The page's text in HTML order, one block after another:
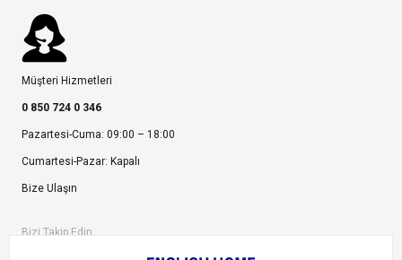
Müşteri Hizmetleri
0 850 724 0 346
Pazartesi-Cuma: 09:00 – 18:00
Cumartesi-Pazar: Kapalı
Bize Ulaşın
Bizi Takip Edin